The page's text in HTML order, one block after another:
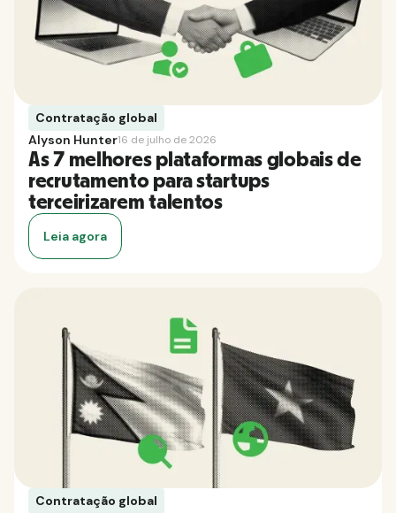
Contratação global
Alyson Hunter16 de julho de 2026
As 7 melhores plataformas globais de
recrutamento para startups
terceirizarem talentos
Leia agora
Contratação global